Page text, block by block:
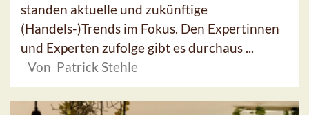
standen aktuelle und zukünftige
(Handels-)Trends im Fokus. Den Expertinnen
und Experten zufolge gibt es durchaus ...
Von Patrick Stehle